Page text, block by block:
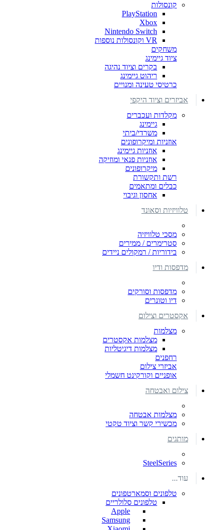
קונסולות
PlayStation
Xbox
Nintendo Switch
VR וקונסולות נוספות
משחקים
ציוד גיימינג
בקרים וציוד נהיגה
ריהוט גיימינג
כרטיסי טעינה ומנויים
אביזרים וציוד היקפי
מקלדות ועכברים
גיימינג
משרדי/ביתי
אוזניות ומיקרופונים
אוזניות גיימינג
אוזניות פנאי ומוזיקה
מיקרופונים
רשת ותקשורת
כבלים ומתאמים
אחסון וגיבוי
טלוויזיות וסאונד
מסכי טלוויזיה
סטרימרים / ממירים
בידוריות / רמקולים ניידים
מדפסות ודיו
מדפסות וסורקים
דיו וטונרים
אקסטרים וצילום
מצלמות
מצלמות אקסטרים
מצלמות דיגיטליות
רחפנים
אביזרי צילום
אופניים וקורקינט חשמלי
צילום ואבטחה
מצלמות אבטחה
מכשירי קשר וציוד טקטי
מותגים
SteelSeries
עוד...
טלפונים וסמארטפונים
טלפונים סלולריים
Apple
Samsung